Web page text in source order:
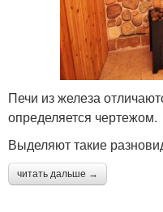
Печи из железа
определяется чертежом.
Выделяют такие
читать дальше →